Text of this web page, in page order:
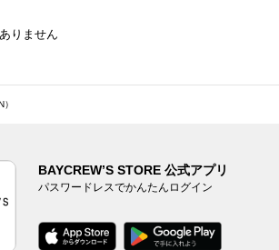
りません
BAYCREW’S STORE 公式アプリ
パスワードレスでかんたんログイン